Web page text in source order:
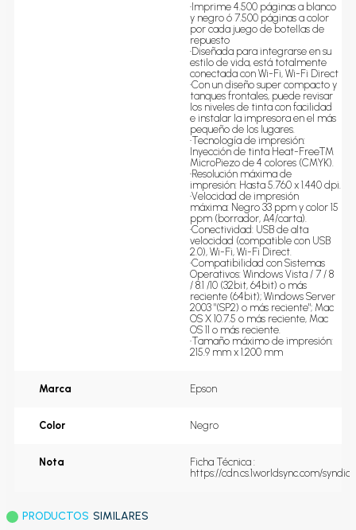
•Imprime 4.500 páginas a blanco
y negro ó 7.500 páginas a color
por cada juego de botellas de
repuesto
•Diseñada para integrarse en su
estilo de vida, está totalmente
conectada con Wi-Fi, Wi-Fi Direct
•Con un diseño super compacto y
tanques frontales, puede revisar
los niveles de tinta con facilidad
e instalar la impresora en el más
pequeño de los lugares.
•Tecnología de impresión:
Inyección de tinta Heat-FreeTM
MicroPiezo de 4 colores (CMYK).
•Resolución máxima de
impresión: Hasta 5.760 x 1.440 dpi.
•Velocidad de impresión
máxima: Negro 33 ppm y color 15
ppm (borrador, A4/carta).
•Conectividad: USB de alta
velocidad (compatible con USB
2.0), Wi-Fi, Wi-Fi Direct.
•Compatibilidad con Sistemas
Operativos: Windows Vista / 7 / 8
/ 8.1 /10 (32bit, 64bit) o más
reciente (64bit); Windows Server
2003 "(SP2) o más reciente"; Mac
OS X 10.7.5 o más reciente, Mac
OS 11 o más reciente.
•Tamaño máximo de impresión:
215.9 mm x 1.200 mm
Marca Epson
Color Negro
Nota
Ficha Técnica :
https://cdn.cs.1worldsync.com/
PRODUCTOS SIMILARES